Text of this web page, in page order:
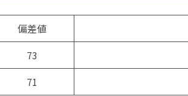
偏差値
73
71